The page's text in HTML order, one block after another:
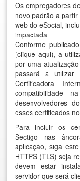
Os empregadores
novo padrão a
web do eSocial,
impactada.
Conforme
(clique aqui), a
por uma
passará a utilizar
Certificadora
compatibilidade
desenvolvedores
esses certificados
Para incluir os
Sectigo nas
aplicação, siga
HTTPS (TLS) seja
devem estar
servidor que será